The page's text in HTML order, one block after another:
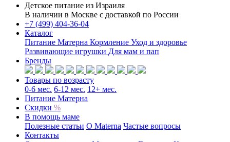
Детское питание из Израиля
В наличии в Москве с доставкой по России
+7 (499) 404-36-04
Каталог
Питание Матерна Кормление Уход и здоровье
Развивающие игрушки Для мам и пап
Бренды
Товары по возрасту
0-6 мес. 6-12 мес. 12+ мес.
Питание Матерна
Скидки %
В помощь маме
Полезные статьи O Materna Частые вопросы
Контакты